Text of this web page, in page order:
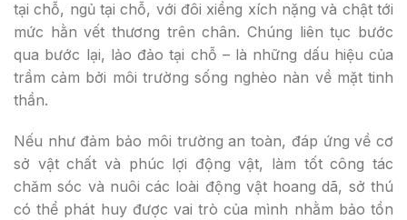
tại chỗ, ngủ tại chỗ, với đôi xiềng xích nặng và chật tới
mức hằn vết thương trên chân. Chúng liên tục bước
qua bước lại, lảo đảo tại chỗ – là những dấu hiệu của
trầm cảm bởi môi trường sống nghèo nàn về mặt tinh
thần.
Nếu như đảm bảo môi trường an toàn, đáp ứng về cơ
sở vật chất và phúc lợi động vật, làm tốt công tác
chăm sóc và nuôi các loài động vật hoang dã, sở thú
có thể phát huy được vai trò của mình nhằm bảo tồn